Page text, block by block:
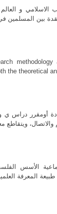
الاسلامي و
the theoretical
أومقرر دراس ي
الأسس